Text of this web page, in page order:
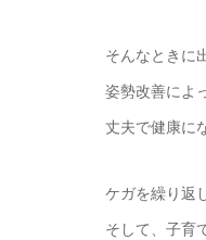
そんなときに
姿勢改善によ
丈夫で健康に
ケガを繰り返
そして、子育